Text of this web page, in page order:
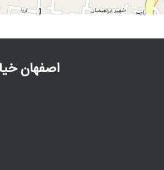
اصفهان